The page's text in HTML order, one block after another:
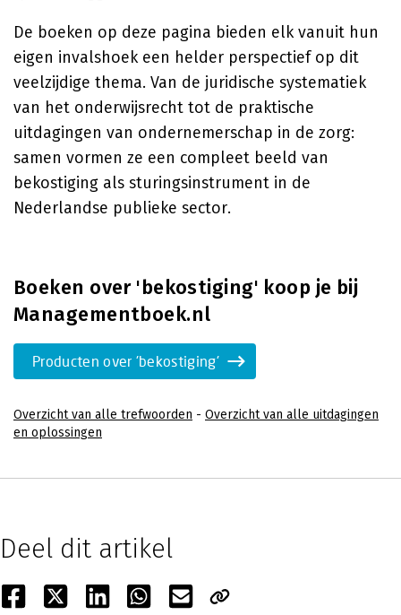
De boeken op deze pagina bieden elk vanuit hun
eigen invalshoek een helder perspectief op dit
veelzijdige thema. Van de juridische systematiek
van het onderwijsrecht tot de praktische
uitdagingen van ondernemerschap in de zorg:
samen vormen ze een compleet beeld van
bekostiging als sturingsinstrument in de
Nederlandse publieke sector.
Boeken over 'bekostiging' koop je bij
Managementboek.nl
Producten over 'bekostiging'
Overzicht van alle trefwoorden - Overzicht van alle uitdagingen
en oplossingen
Deel dit artikel